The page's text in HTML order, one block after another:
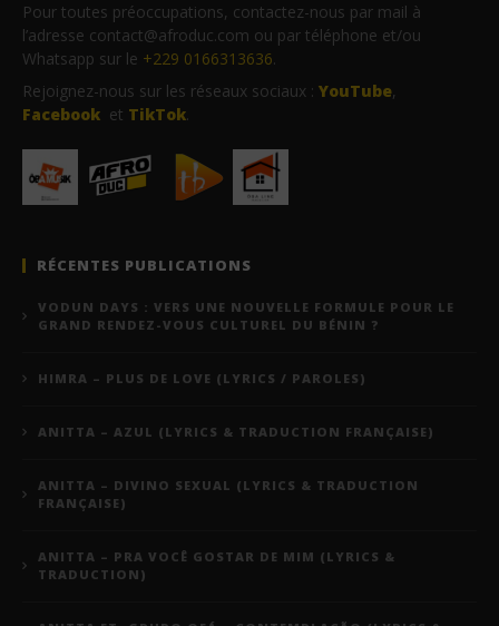
Pour toutes préoccupations, contactez-nous par mail à
l’adresse contact@afroduc.com ou par téléphone et/ou
Whatsapp sur le +229 0166313636.
Rejoignez-nous sur les réseaux sociaux : YouTube,
Facebook et TikTok.
RÉCENTES PUBLICATIONS
VODUN DAYS : VERS UNE NOUVELLE FORMULE POUR LE
GRAND RENDEZ-VOUS CULTUREL DU BÉNIN ?
HIMRA – PLUS DE LOVE (LYRICS / PAROLES)
ANITTA – AZUL (LYRICS & TRADUCTION FRANÇAISE)
ANITTA – DIVINO SEXUAL (LYRICS & TRADUCTION
FRANÇAISE)
ANITTA – PRA VOCÊ GOSTAR DE MIM (LYRICS &
TRADUCTION)